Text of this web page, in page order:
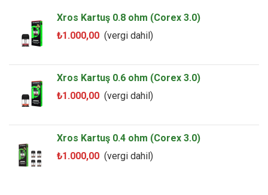
Xros Kartuş 0.8 ohm (Corex 3.0)
₺1.000,00 (vergi dahil)
Xros Kartuş 0.6 ohm (Corex 3.0)
₺1.000,00 (vergi dahil)
Xros Kartuş 0.4 ohm (Corex 3.0)
₺1.000,00 (vergi dahil)